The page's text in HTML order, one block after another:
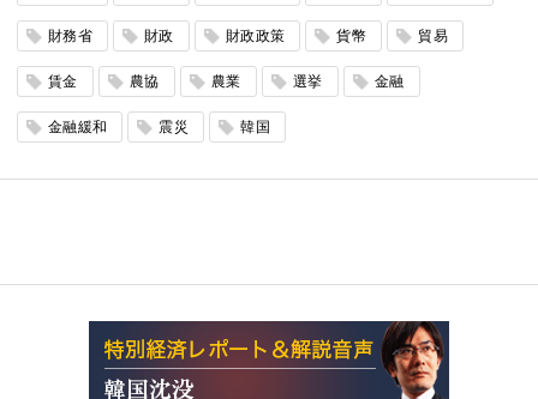
財務省 財政 財政政策 貨幣 貿易
賃金 農協 農業 選挙 金融
金融緩和 震災 韓国